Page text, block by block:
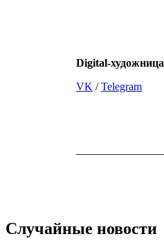
Digital-художница
VK /Telegram
Случайные новости